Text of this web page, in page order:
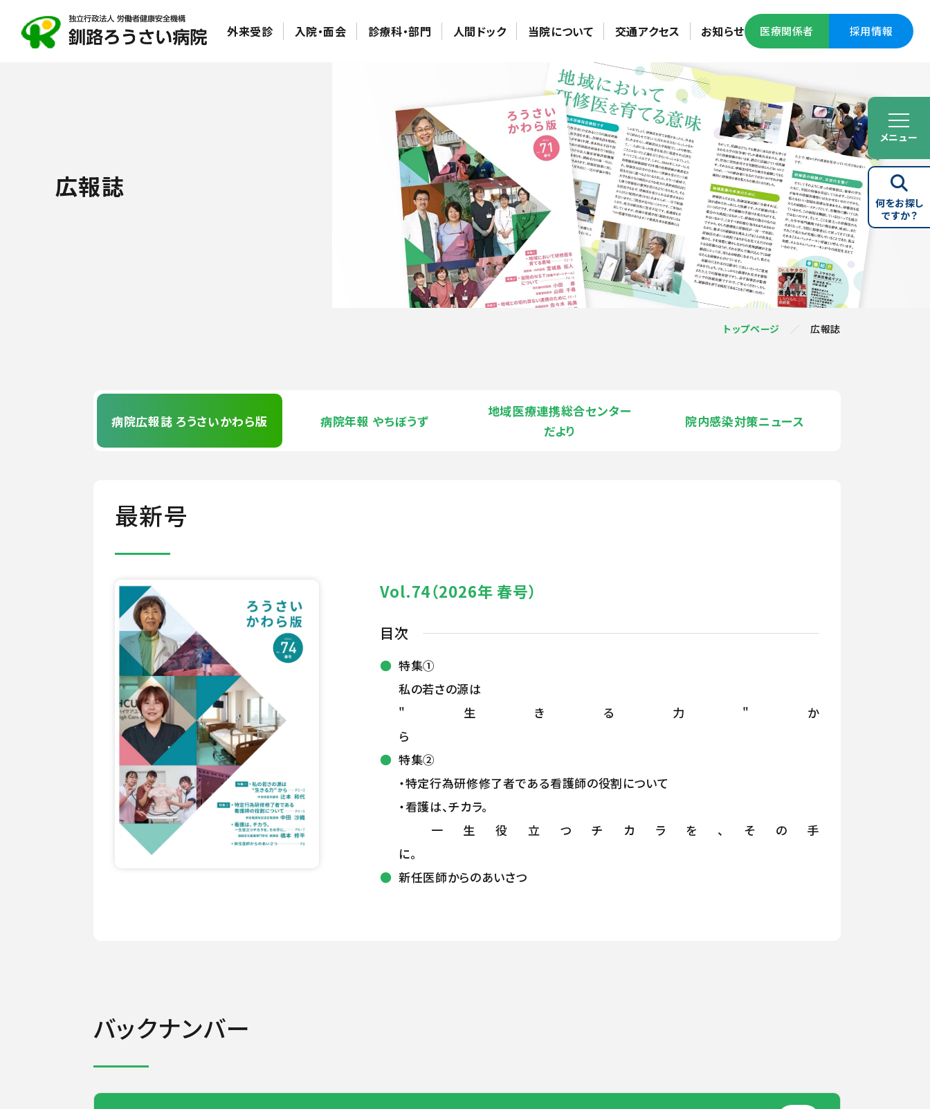
外来受診 入院・面会 診療科・部門 人間ドック 当院について 交通アクセス お知らせ 医療関係者 採用情報
メニュー
何をお探し
ですか？
広報誌
トップページ 広報誌
病院広報誌 ろうさいかわら版 病院年報 やちぼうず
地域医療連携総合センター
だより
院内感染対策ニュース
最新号
Vol.74（2026年 春号）
目次
特集①
私の若さの源は
"生きる力"か
特集②
・特定行為研修修了者である看護師の役割について
・看護は、チカラ。
一生役立つチカラを、その手
に
新任医師からのあいさつ
バックナンバー